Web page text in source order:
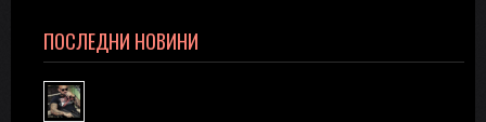
ПОСЛЕДНИ НОВИНИ